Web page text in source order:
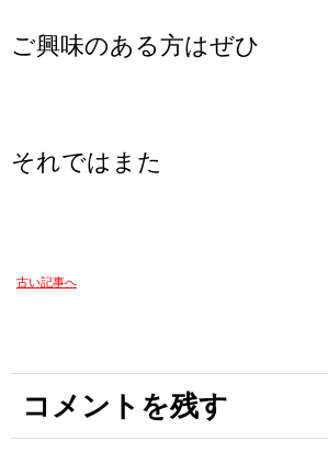
ご興味のある方はぜひ
それではまた
古い記事へ
コメントを残す